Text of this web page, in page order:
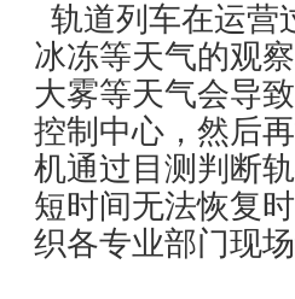
轨道列车在运营
冰冻等天气的观
大雾等天气会导
控制中心，然后
机通过目测判断
短时间无法恢复
织各专业部门现